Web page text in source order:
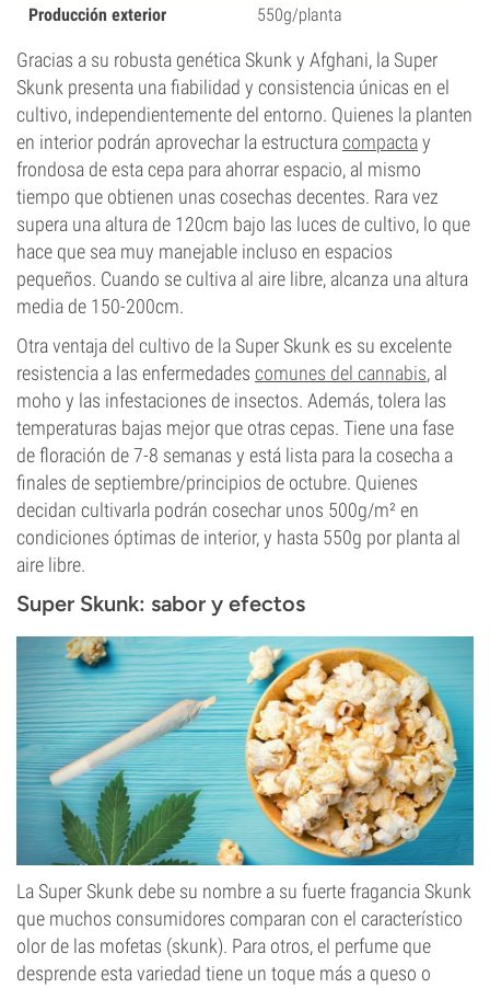
Producción exterior
550g/planta
Gracias a su robusta genética Skunk y Afghani, la Super
Skunk presenta una fiabilidad y consistencia únicas en el
cultivo, independientemente del entorno. Quienes la planten
en interior podrán aprovechar la estructuracompactay
frondosa de esta cepa para ahorrar espacio, al mismo
tiempo que obtienen unas cosechas decentes. Rara vez
supera una altura de 120cm bajo las luces de cultivo, lo que
hace que sea muy manejable incluso en espacios
pequeños. Cuando se cultiva al aire libre, alcanza una altura
media de 150-200cm.
Otra ventaja del cultivo de la Super Skunk es su excelente
resistencia a las enfermedades comunes del cannabis, al
moho y las infestaciones de insectos. Además, tolera las
temperaturas bajas mejor que otras cepas. Tiene una fase
de floración de 7-8 semanas y está lista para la cosecha a
finales de septiembre/principios de octubre. Quienes
decidan cultivarla podrán cosechar unos 500g/m² en
condiciones óptimas de interior, y hasta 550g por planta al
aire libre.
Super Skunk: sabor y efectos
La Super Skunk debe su nombre a su fuerte fragancia Skunk
que muchos consumidores comparan con el característico
olor de las mofetas (skunk). Para otros, el perfume que
desprende esta variedad tiene un toque más a queso o